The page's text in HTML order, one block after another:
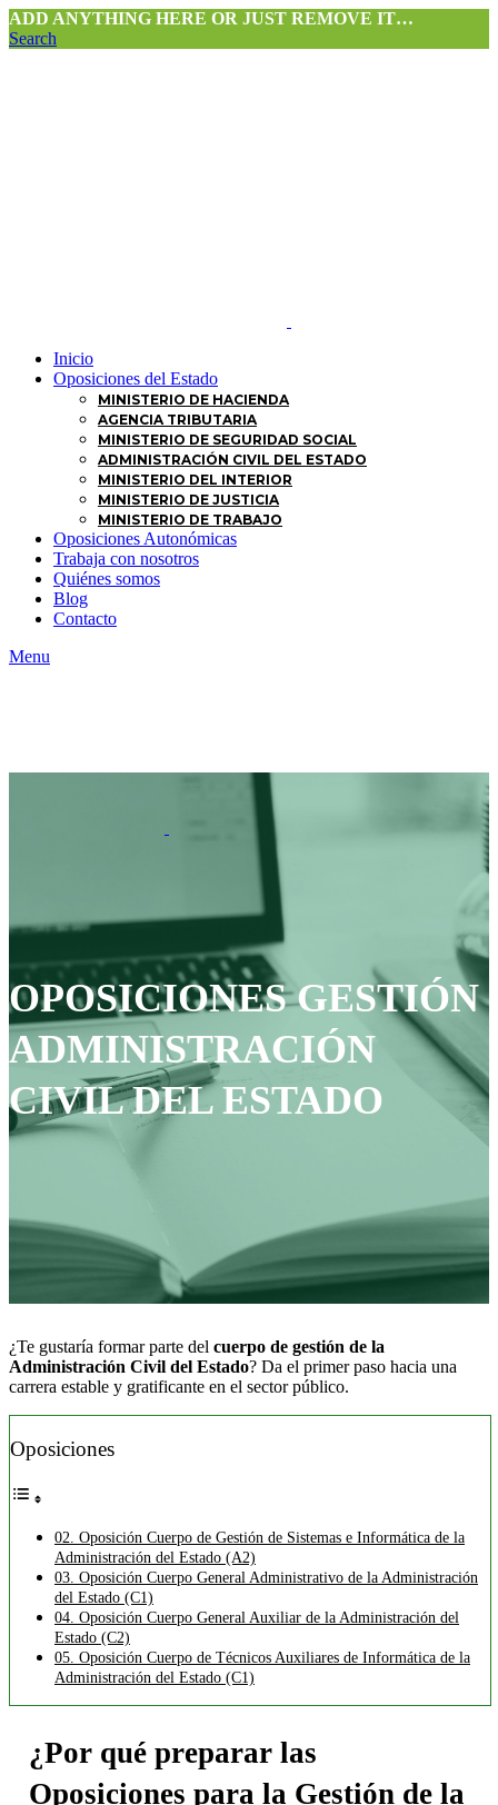
ADD ANYTHING HERE OR JUST REMOVE IT…
Search
Inicio
Oposiciones del Estado
MINISTERIO DE HACIENDA
AGENCIA TRIBUTARIA
MINISTERIO DE SEGURIDAD SOCIAL
ADMINISTRACIÓN CIVIL DEL ESTADO
MINISTERIO DEL INTERIOR
MINISTERIO DE JUSTICIA
MINISTERIO DE TRABAJO
Oposiciones Autonómicas
Trabaja con nosotros
Quiénes somos
Blog
Contacto
Menu
OPOSICIONES GESTIÓN
ADMINISTRACIÓN
CIVIL DEL ESTADO
¿Te gustaría formar parte del cuerpo de gestión de la
Administración Civil del Estado? Da el primer paso hacia una
carrera estable y gratificante en el sector público.
Oposiciones
02. Oposición Cuerpo de Gestión de Sistemas e Informática de la
Administración del Estado (A2)
03. Oposición Cuerpo General Administrativo de la Administración
del Estado (C1)
04. Oposición Cuerpo General Auxiliar de la Administración del
Estado (C2)
05. Oposición Cuerpo de Técnicos Auxiliares de Informática de la
Administración del Estado (C1)
¿Por qué preparar las
Oposiciones para la Gestión de la